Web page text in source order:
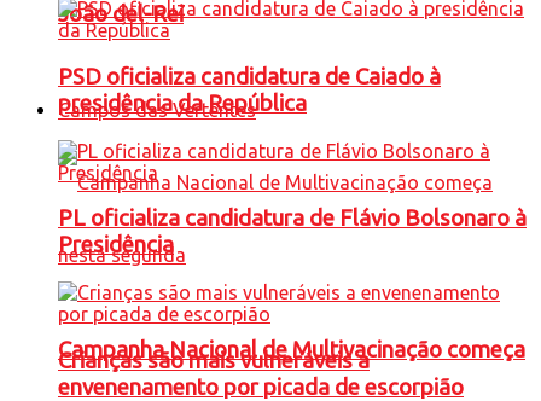
João del-Rei
Campos das Vertentes
Campanha Nacional de Multivacinação começa
PSD oficializa candidatura de Caiado à
presidência da República
PL oficializa candidatura de Flávio Bolsonaro à
Presidência
Crianças são mais vulneráveis a
envenenamento por picada de escorpião